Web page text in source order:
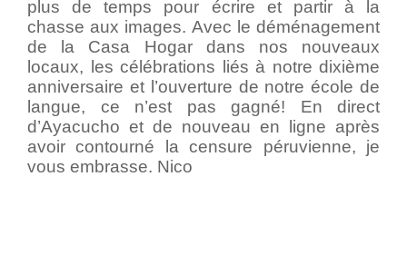
plus de temps pour écrire et partir à la
chasse aux images. Avec le déménagement
de la Casa Hogar dans nos nouveaux
locaux, les célébrations liés à notre dixième
anniversaire et l’ouverture de notre école de
langue, ce n’est pas gagné! En direct
d’Ayacucho et de nouveau en ligne après
avoir contourné la censure péruvienne, je
vous embrasse. Nico